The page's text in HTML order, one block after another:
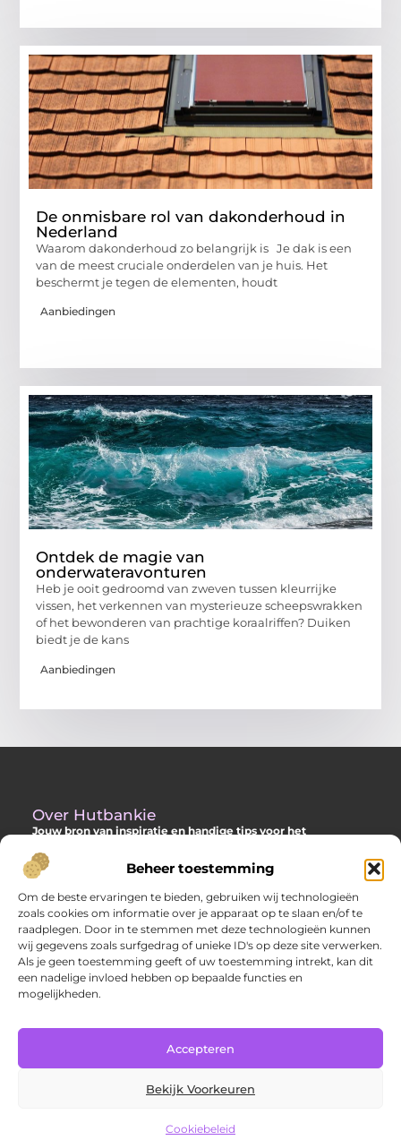
Beheer toestemming
Om de beste ervaringen te bieden, gebruiken wij technologieën
zoals cookies om informatie over je apparaat op te slaan en/of te
raadplegen. Door in te stemmen met deze technologieën kunnen
wij gegevens zoals surfgedrag of unieke ID's op deze site verwerken.
Als je geen toestemming geeft of uw toestemming intrekt, kan dit
een nadelige invloed hebben op bepaalde functies en
mogelijkheden.
Accepteren
Bekijk Voorkeuren
Cookiebeleid
De onmisbare rol van dakonderhoud in
Nederland
Waarom dakonderhoud zo belangrijk is Je dak is een
van de meest cruciale onderdelen van je huis. Het
beschermt je tegen de elementen, houdt
Aanbiedingen
Ontdek de magie van
onderwateravonturen
Heb je ooit gedroomd van zweven tussen kleurrijke
vissen, het verkennen van mysterieuze scheepswrakken
of het bewonderen van prachtige koraalriffen? Duiken
biedt je de kans
Aanbiedingen
Over Hutbankie
Jouw bron van inspiratie en handige tips voor het
Ontdek een ruime collectie blogs en artikelen die je helpen om
het meeste uit je buitenruimte te halen, met praktische
adviezen en verrassende ideeën voor je tuin, veranda of andere
buitenplekken.
Bericht categorie
@2025 www.hutbankie.nl. All Right Reserved.